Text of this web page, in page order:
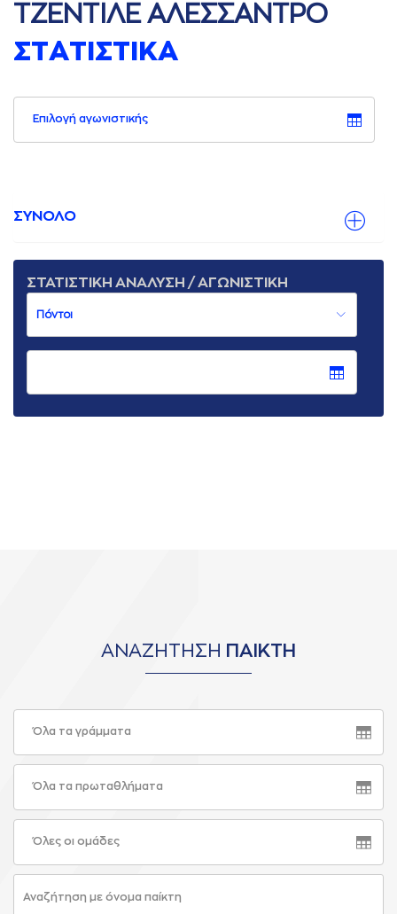
ΤΖΕΝΤΙΛΕ AΛΕΣΣAΝΤΡΟ
ΣΤAΤΙΣΤΙΚA
Επιλογή αγωνιστικής
ΣΥΝΟΛΟ
ΣΤΑΤΙΣΤΙΚΗ ΑΝΑΛΥΣΗ / ΑΓΩΝΙΣΤΙΚΗ
ΑΝΑΖΗΤΗΣΗ ΠΑΙΚΤΗ
Όλα τα γράμματα
Όλα τα πρωταθλήματα
Όλες οι ομάδες